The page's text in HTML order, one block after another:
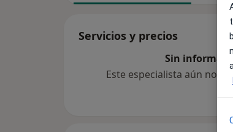
Servicios y precios
Sin
Este especialista aún no